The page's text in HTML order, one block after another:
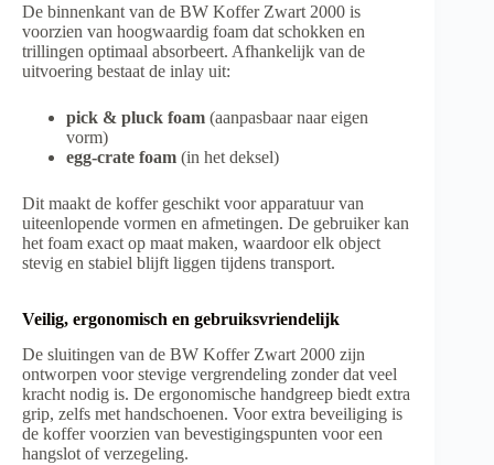
De binnenkant van de BW Koffer Zwart 2000 is
voorzien van hoogwaardig foam dat schokken en
trillingen optimaal absorbeert. Afhankelijk van de
uitvoering bestaat de inlay uit:
pick & pluck foam (aanpasbaar naar eigen
vorm)
egg-crate foam (in het deksel)
Dit maakt de koffer geschikt voor apparatuur van
uiteenlopende vormen en afmetingen. De gebruiker kan
het foam exact op maat maken, waardoor elk object
stevig en stabiel blijft liggen tijdens transport.
Veilig, ergonomisch en gebruiksvriendelijk
De sluitingen van de BW Koffer Zwart 2000 zijn
ontworpen voor stevige vergrendeling zonder dat veel
kracht nodig is. De ergonomische handgreep biedt extra
grip, zelfs met handschoenen. Voor extra beveiliging is
de koffer voorzien van bevestigingspunten voor een
hangslot of verzegeling.